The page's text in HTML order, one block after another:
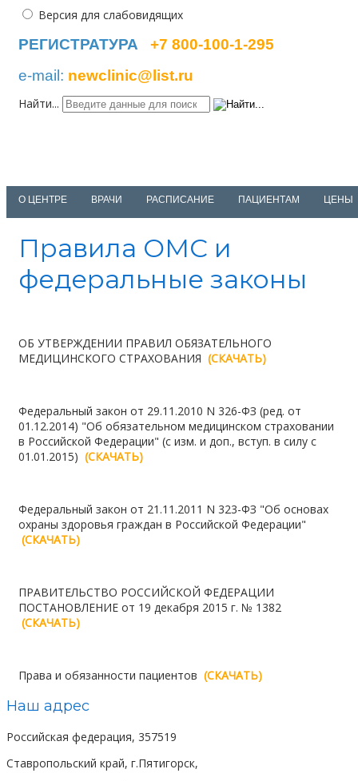
Версия для слабовидящих
РЕГИСТРАТУРА
+7 800-100-1-295
e-mail: newclinic@list.ru
Найти...
О ЦЕНТРЕ ВРАЧИ РАСПИСАНИЕ ПАЦИЕНТАМ ЦЕНЫ
Правила ОМС и
федеральные законы
ОБ УТВЕРЖДЕНИИ ПРАВИЛ ОБЯЗАТЕЛЬНОГО
МЕДИЦИНСКОГО СТРАХОВАНИЯ (СКАЧАТЬ)
Федеральный закон от 29.11.2010 N 326-ФЗ (ред. от
01.12.2014) "Об обязательном медицинском страховании
в Российской Федерации" (с изм. и доп., вступ. в силу с
01.01.2015) (СКАЧАТЬ)
Федеральный закон от 21.11.2011 N 323-ФЗ "Об основах
охраны здоровья граждан в Российской Федерации"
(СКАЧАТЬ)
ПРАВИТЕЛЬСТВО РОССИЙСКОЙ ФЕДЕРАЦИИ
ПОСТАНОВЛЕНИЕ от 19 декабря 2015 г. № 1382
(СКАЧАТЬ)
Права и обязанности пациентов (СКАЧАТЬ)
Наш адрес
Российская федерация, 357519
Ставропольский край, г.Пятигорск,